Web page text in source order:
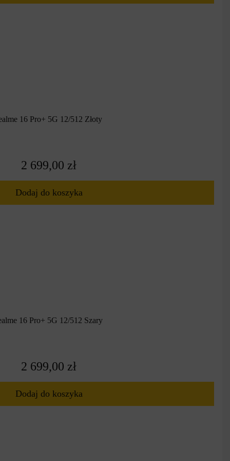
16 Pro+ 5G 12/512 Złoty
2 699,00 zł
Dodaj do koszyka
16 Pro+ 5G 12/512 Szary
2 699,00 zł
Dodaj do koszyka